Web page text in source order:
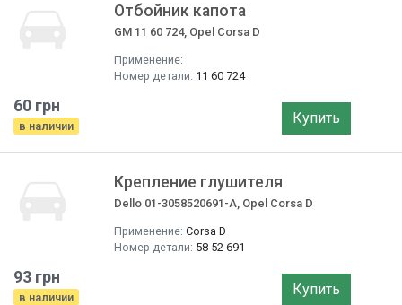
Отбойник капота
GM 11 60 724, Opel Corsa D
Применение:
Номер детали: 11 60 724
60 грн
в наличии Купить
Крепление глушителя
Dello 01-3058520691-A, Opel Corsa D
Применение: Corsa D
Номер детали: 58 52 691
93 грн
в наличии Купить